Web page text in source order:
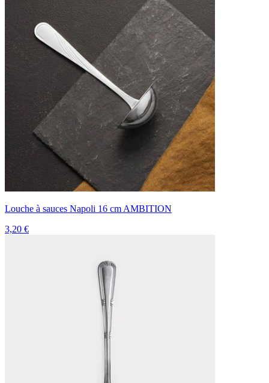
Louche à sauces Napoli 16 cm AMBITION
3,20 €